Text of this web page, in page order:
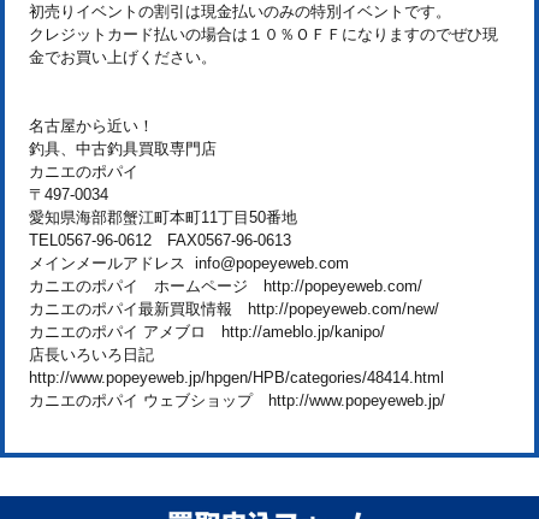
初売りイベントの割引は現金払いのみの特別イベントです。
クレジットカード払いの場合は１０％ＯＦＦになりますのでぜひ現
金でお買い上げください。
名古屋から近い！
釣具、中古釣具買取専門店
カニエのポパイ
〒497-0034
愛知県海部郡蟹江町本町11丁目50番地
TEL0567-96-0612 FAX0567-96-0613
メインメールアドレス info@popeyeweb.com
カニエのポパイ ホームページ http://popeyeweb.com/
カニエのポパイ最新買取情報 http://popeyeweb.com/new/
カニエのポパイ アメブロ http://ameblo.jp/kanipo/
店長いろいろ日記
http://www.popeyeweb.jp/hpgen/HPB/categories/48414.html
カニエのポパイ ウェブショップ http://www.popeyeweb.jp/